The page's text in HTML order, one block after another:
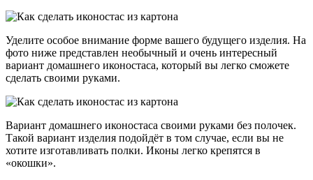
Уделите особое внимание форме вашего будущего изделия. На
фото ниже представлен необычный и очень интересный
вариант домашнего иконостаса, который вы легко сможете
сделать своими руками.
Вариант домашнего иконостаса своими руками без полочек.
Такой вариант изделия подойдёт в том случае, если вы не
хотите изготавливать полки. Иконы легко крепятся в
«окошки».